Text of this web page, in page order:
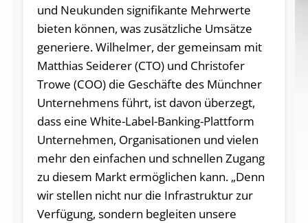
und Neukunden signifikante Mehrwerte
bieten können, was zusätzliche Umsätze
generiere. Wilhelmer, der gemeinsam mit
Matthias Seiderer (CTO) und Christofer
Trowe (COO) die Geschäfte des Münchner
Unternehmens führt, ist davon überzegt,
dass eine White-Label-Banking-Plattform
Unternehmen, Organisationen und vielen
mehr den einfachen und schnellen Zugang
zu diesem Markt ermöglichen kann. „Denn
wir stellen nicht nur die Infrastruktur zur
Verfügung, sondern begleiten unsere